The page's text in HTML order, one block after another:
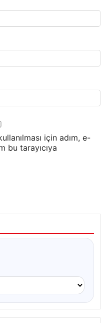
için adım, e-
bu tarayıcıya